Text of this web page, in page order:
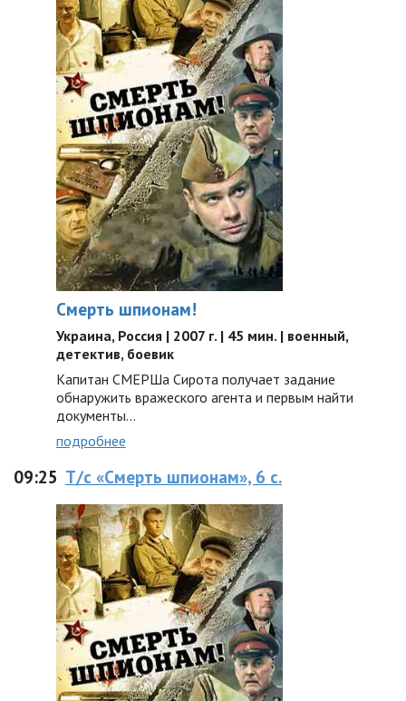
Смерть шпионам!
Украина, Россия | 2007 г. | 45 мин. | военный,
детектив, боевик
Капитан СМЕРШа Сирота получает задание
обнаружить вражеского агента и первым найти
документы...
подробнее
09:25 Т/с «Смерть шпионам», 6 с.